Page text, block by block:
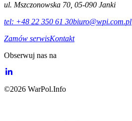
ul. Mszczonowska 70, 05-090 Janki
tel: +48 22 350 61 30biuro@wpi.com.pl
Zamów serwisKontakt
Obserwuj nas na
©2026 WarPol.Info